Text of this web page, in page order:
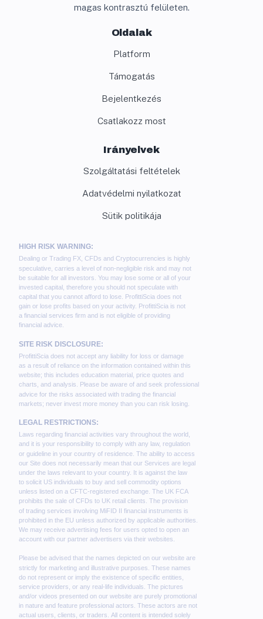
magas kontrasztú felületen.
Oldalak
Platform
Támogatás
Bejelentkezés
Csatlakozz most
Irányelvek
Szolgáltatási feltételek
Adatvédelmi nyilatkozat
Sütik politikája